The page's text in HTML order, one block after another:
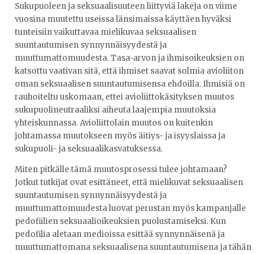
Sukupuoleen ja seksuaalisuuteen liittyviä lakeja on viime
vuosina muutettu useissa länsimaissa käyttäen hyväksi
tunteisiin vaikuttavaa mielikuvaa seksuaalisen
suuntautumisen synnynnäisyydestä ja
muuttumattomuudesta. Tasa-arvon ja ihmisoikeuksien on
katsottu vaativan sitä, että ihmiset saavat solmia avioliiton
oman seksuaalisen suuntautumisensa ehdoilla. Ihmisiä on
rauhoiteltu uskomaan, ettei avioliittokäsityksen muutos
sukupuolineutraaliksi aiheuta laajempia muutoksia
yhteiskunnassa. Avioliittolain muutos on kuitenkin
johtamassa muutokseen myös äitiys- ja isyyslaissa ja
sukupuoli- ja seksuaalikasvatuksessa.
Miten pitkälle tämä muutosprosessi tulee johtamaan?
Jotkut tutkijat ovat esittäneet, että mielikuvat seksuaalisen
suuntautumisen synnynnäisyydestä ja
muuttumattomuudesta luovat perustan myös kampanjalle
pedofiilien seksuaalioikeuksien puolustamiseksi. Kun
pedofilia aletaan medioissa esittää synnynnäisenä ja
muuttumattomana seksuaalisena suuntautumisena ja tähän